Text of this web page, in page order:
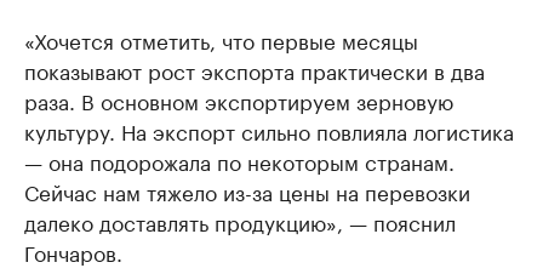
«Хочется отметить, что первые месяцы
показывают рост экспорта практически в два
раза. В основном экспортируем зерновую
культуру. На экспорт сильно повлияла логистика
— она подорожала по некоторым странам.
Сейчас нам тяжело из-за цены на перевозки
далеко доставлять продукцию», — пояснил
Гончаров.